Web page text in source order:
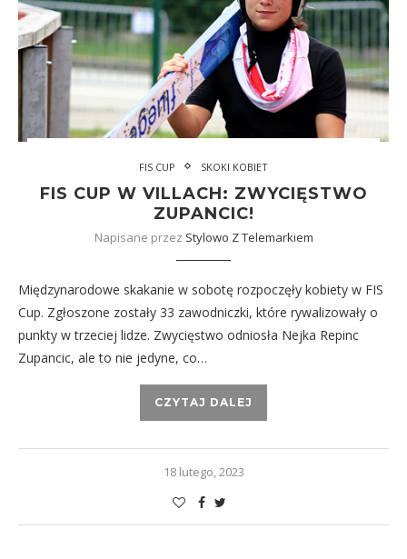
FIS CUP SKOKI KOBIET
FIS CUP W VILLACH: ZWYCIĘSTWO
ZUPANCIC!
Napisane przez Stylowo Z Telemarkiem
Międzynarodowe skakanie w sobotę rozpoczęły kobiety w FIS
Cup. Zgłoszone zostały 33 zawodniczki, które rywalizowały o
punkty w trzeciej lidze. Zwycięstwo odniosła Nejka Repinc
Zupancic, ale to nie jedyne, co…
CZYTAJ DALEJ
18 lutego, 2023